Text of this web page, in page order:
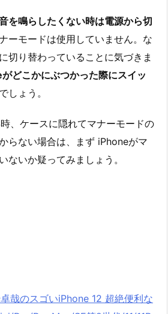
を鳴らしたくない時は電源から切
ーモードは使用していません。な
切り替わっていることに気づきま
どこかにぶつかった際にスイッ
しょう。
、ケースに隠れてマナーモードの
らない場合は、まず iPhoneがマ
ないか疑ってみましょう。
哉のスゴいiPhone 12 超絶便利な